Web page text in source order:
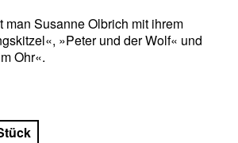
man Susanne Olbrich mit ihrem
»Peter und der Wolf« und
Ohr«.